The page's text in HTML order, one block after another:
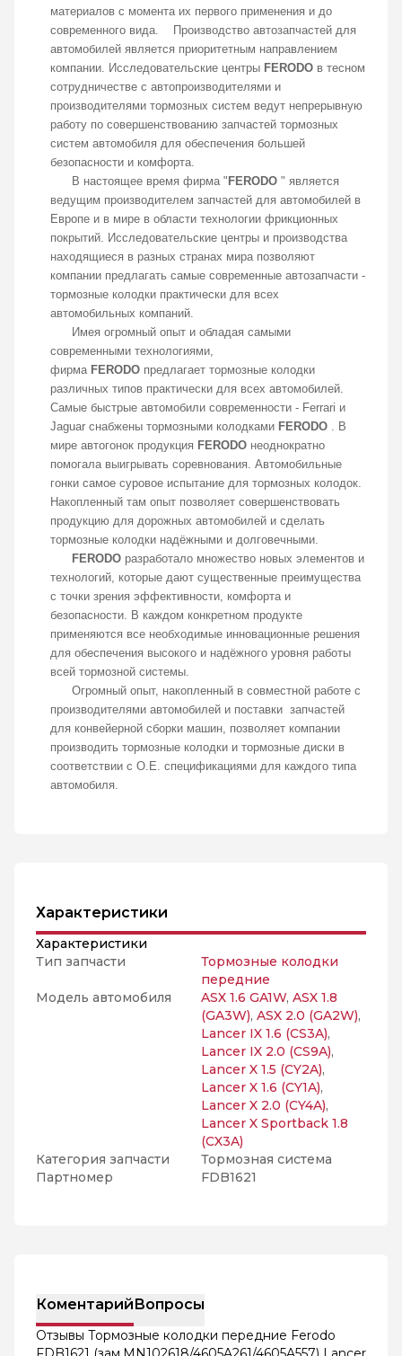
материалов с момента их первого применения и до
современного вида. Производство автозапчастей для
автомобилей является приоритетным направлением
компании. Исследовательские центры FERODO в тесном
сотрудничестве с автопроизводителями и
производителями тормозных систем ведут непрерывную
работу по совершенствованию запчастей тормозных
систем автомобиля для обеспечения большей
безопасности и комфорта.
В настоящее время фирма " FERODO " является
ведущим производителем запчастей для автомобилей в
Европе и в мире в области технологии фрикционных
покрытий. Исследовательские центры и производства
находящиеся в разных странах мира позволяют
компании предлагать самые современные автозапчасти -
тормозные колодки практически для всех
автомобильных компаний.
Имея огромный опыт и обладая самыми
современными технологиями,
фирма FERODO предлагает тормозные колодки
различных типов практически для всех автомобилей.
Самые быстрые автомобили современности - Ferrari и
Jaguar снабжены тормозными колодками FERODO . В
мире автогонок продукция FERODO неоднократно
помогала выигрывать соревнования. Автомобильные
гонки самое суровое испытание для тормозных колодок.
Накопленный там опыт позволяет совершенствовать
продукцию для дорожных автомобилей и сделать
тормозные колодки надёжными и долговечными.
FERODO разработало множество новых элементов и
технологий, которые дают существенные преимущества
с точки зрения эффективности, комфорта и
безопасности. В каждом конкретном продукте
применяются все необходимые инновационные решения
для обеспечения высокого и надёжного уровня работы
всей тормозной системы.
Огромный опыт, накопленный в совместной работе с
производителями автомобилей и поставки запчастей
для конвейерной сборки машин, позволяет компании
производить тормозные колодки и тормозные диски в
соответствии с О.Е. спецификациями для каждого типа
автомобиля.
Характеристики
Характеристики
Тип запчасти
Тормозные колодки
передние
Модель автомобиля
ASX 1.6 GA1W, ASX 1.8
(GA3W), ASX 2.0 (GA2W),
Lancer IX 1.6 (CS3A),
Lancer IX 2.0 (CS9A),
Lancer X 1.5 (CY2A),
Lancer X 1.6 (CY1A),
Lancer X 2.0 (CY4A),
Lancer X Sportback 1.8
(CX3A)
Категория запчасти
Тормозная система
Партномер
FDB1621
КоментарийВопросы
Отзывы Тормозные колодки передние Ferodo